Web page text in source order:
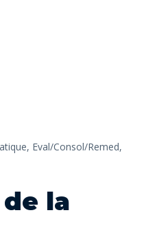
Eval/Consol/Remed,
la